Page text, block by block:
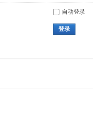
自动登录
登录